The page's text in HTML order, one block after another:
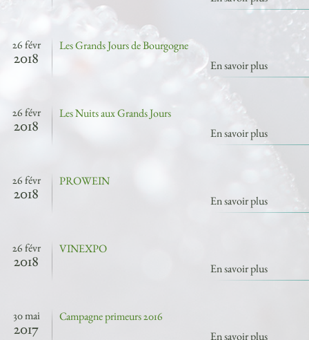
26 févr
2018
Les Grands Jours de Bourgogne
En savoir plus
26 févr
2018
Les Nuits aux Grands Jours
En savoir plus
26 févr
2018
PROWEIN
En savoir plus
26 févr
2018
VINEXPO
En savoir plus
30 mai
2017
Campagne primeurs 2016
En savoir plus